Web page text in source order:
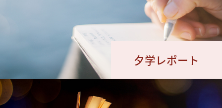
夕学レポート